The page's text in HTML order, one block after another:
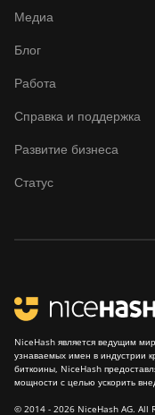
Медиа
Блог
Работа
Справка и поддержка
Развитие бизнеса
Статус
NiceHash является ведущим
узнаваемых имен в индустрии
биткоины, NiceHash
мощности с целью ускорить
© 2014 - 2026 NiceHash AG. All